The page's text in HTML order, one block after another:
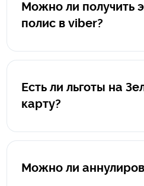
Можно ли получить
полис в viber?
электронный полис в pdf-
границей".
Есть ли льготы на
карту?
выезда за границу не
Можно ли